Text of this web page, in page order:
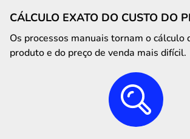
CÁLCULO EXATO DO CUSTO DO
Os processos manuais tornam o cálculo
produto e do preço de venda mais difícil.